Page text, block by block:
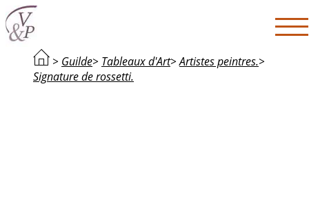
> Guilde> Tableaux d'Art>Artistes peintres.>
Signature de rossetti.